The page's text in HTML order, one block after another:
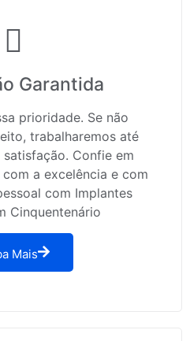
Garantida
prioridade. Se não
trabalharemos até
Confie em
a excelência e com
com Implantes
Cinquentenário
Mais